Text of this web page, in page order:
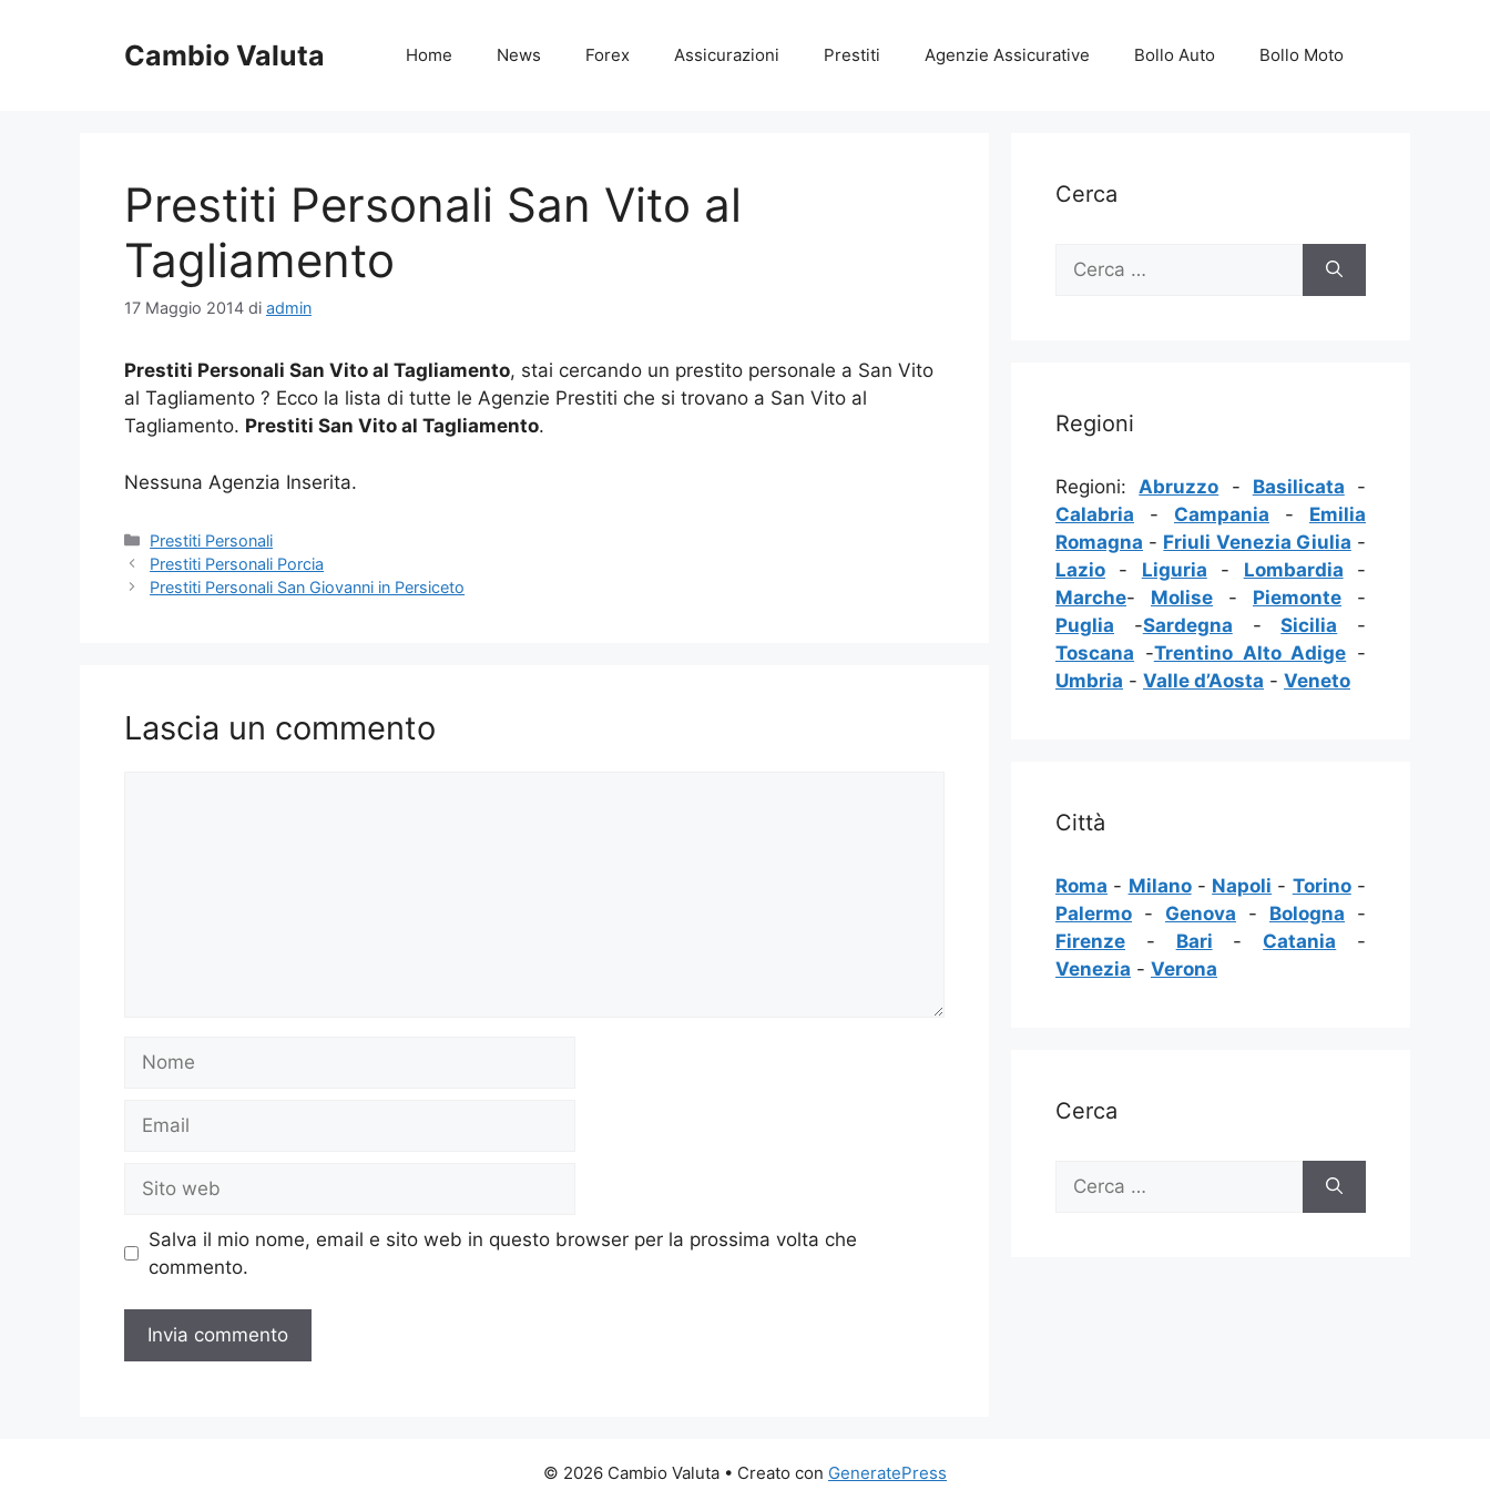
Cambio Valuta Home News Forex Assicurazioni Prestiti Agenzie Assicurative Bollo Auto Bollo Moto
Prestiti Personali San Vito al
Tagliamento
17 Maggio 2014 di admin
Prestiti Personali San Vito al Tagliamento, stai cercando un prestito personale a San Vito
al Tagliamento ? Ecco la lista di tutte le Agenzie Prestiti che si trovano a San Vito al
Tagliamento. Prestiti San Vito al Tagliamento.
Nessuna Agenzia Inserita.
Categorie
Prestiti Personali
Prestiti Personali Porcia
Prestiti Personali San Giovanni in Persiceto
Lascia un commento
web
Salva il mio nome, email e sito web in questo browser per la prossima volta che
commento.
Cerca
Ricerca
Regioni
Regioni:Abruzzo - Basilicata -
Calabria - Campania - Emilia
Romagna - Friuli Venezia Giulia -
Lazio - Liguria - Lombardia -
Marche- Molise - Piemonte -
Puglia -Sardegna -Sicilia -
Toscana -Trentino Alto Adige -
Umbria - Valle d’Aosta - Veneto
Città
Roma - Milano- Napoli - Torino-
Palermo - Genova - Bologna -
Firenze - Bari - Catania -
Venezia - Verona
Cerca
Ricerca
© 2026 Cambio Valuta • Creato con GeneratePress